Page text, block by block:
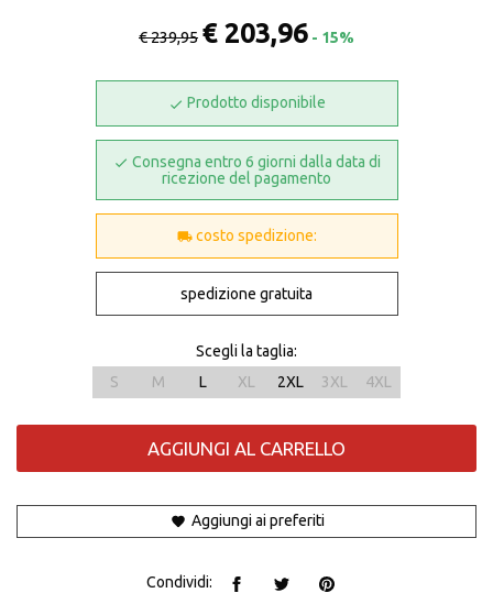
€ 239,95 € 203,96 - 15%
Prodotto disponibile
Consegna entro 6 giorni dalla data di
ricezione del pagamento
costo spedizione:
spedizione gratuita
Scegli la taglia:
S
M L XL 2XL 3XL 4XL
AGGIUNGI AL CARRELLO
Aggiungi ai preferiti
Condividi: